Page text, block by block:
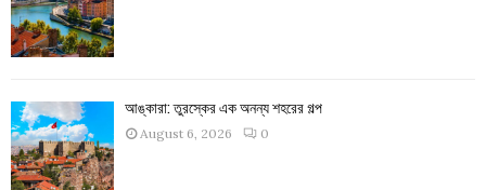
আঙ্কারা: তুরস্কের এক অনন্য শহরের গল্প
August 6, 2026 0